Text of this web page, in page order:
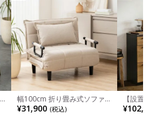
幅100cm 折り畳み式ソファ
ベッド コンパクト リクライ
ニング カウチスタイル 省ス
¥31,900 (税込)
【設置
チンカウ
板 引き出